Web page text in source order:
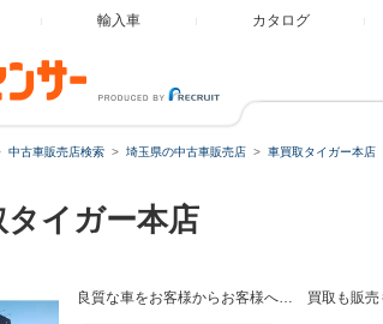
輸入車 カタログ
中古車販売店検索 埼玉県の中古車販売店 車買取タイガー本店
タイガー本店
良質な車をお客様からお客様へ… 買取も販売